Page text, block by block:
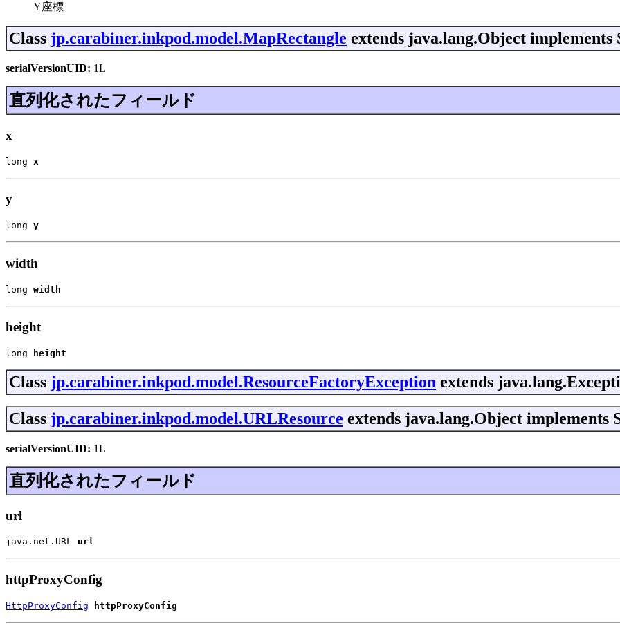
Y座標
Class jp.carabiner.inkpod.model.MapRectangle extends java.lang.Object implements
serialVersionUID: 1L
直列化されたフィールド
x
long x
y
long y
width
long width
height
long height
Class jp.carabiner.inkpod.model.ResourceFactoryException extends
Class jp.carabiner.inkpod.model.URLResource extends java.lang.Object implements
serialVersionUID: 1L
直列化されたフィールド
url
java.net.URL url
httpProxyConfig
HttpProxyConfig httpProxyConfig